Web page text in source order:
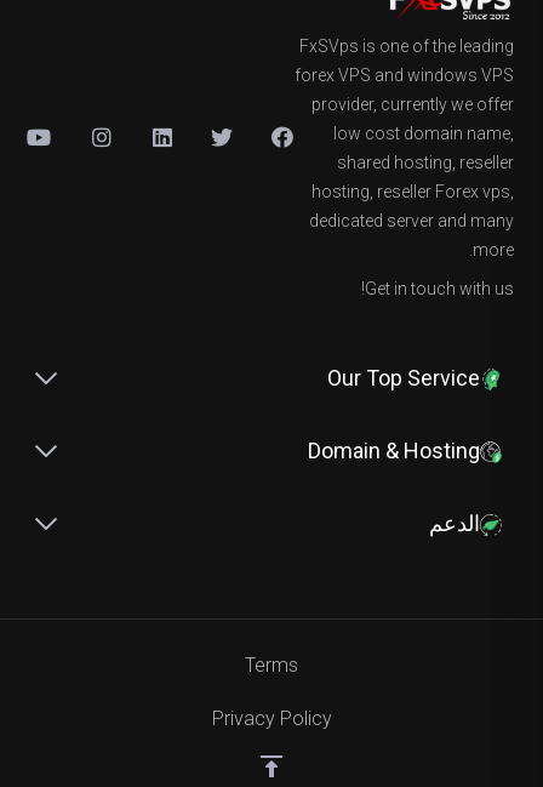
FxSVps is one of the leading
forex VPS and windows VPS
provider, currently we offer
low cost domain name,
shared hosting, reseller
hosting, reseller Forex vps,
dedicated server and many
more.
Get in touch with us!
Our Top Service
Domain & Hosting
الدعم
Terms
Privacy Policy